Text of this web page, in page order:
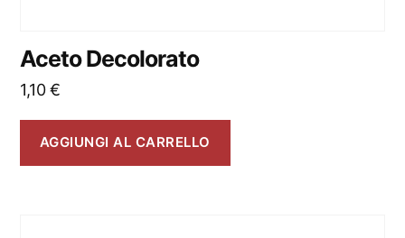
Aceto Decolorato
1,10€
AGGIUNGI AL CARRELLO